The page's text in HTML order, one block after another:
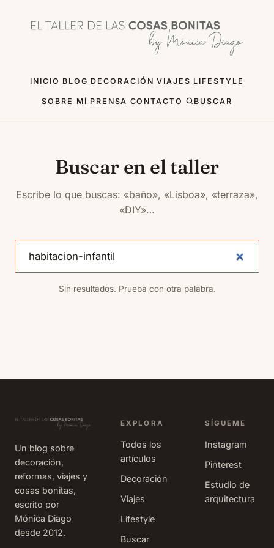
INICIO BLOG DECORACIÓN VIAJES LIFESTYLE
SOBRE MÍ PRENSA CONTACTO BUSCAR
Buscar en el taller
Escribe lo que buscas: «baño», «Lisboa», «terraza»,
«DIY»…
Sin resultados. Prueba con otra palabra.
Un blog sobre
decoración,
reformas, viajes y
cosas bonitas,
escrito por
Mónica Diago
desde 2012.
EXPLORA
Todos los
artículos
Decoración
Viajes
Lifestyle
Buscar
SÍGUEME
Instagram
Pinterest
Estudio de
arquitectura